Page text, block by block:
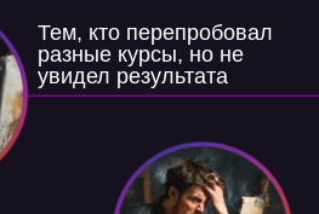
Тем, кто перепробовал
разные курсы, но не
увидел результата